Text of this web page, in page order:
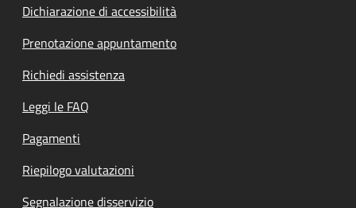
Dichiarazione di accessibilità
Prenotazione appuntamento
Richiedi assistenza
Leggi le FAQ
Pagamenti
Riepilogo valutazioni
Segnalazione disservizio